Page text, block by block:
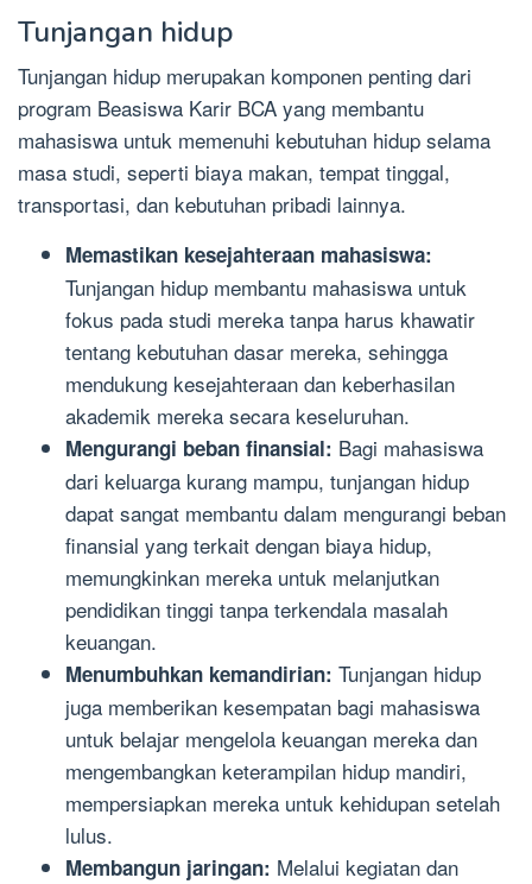
Tunjangan hidup
Tunjangan hidup merupakan komponen penting dari
program Beasiswa Karir BCA yang membantu
mahasiswa untuk memenuhi kebutuhan hidup selama
masa studi, seperti biaya makan, tempat tinggal,
transportasi, dan kebutuhan pribadi lainnya.
Memastikan kesejahteraan mahasiswa:
Tunjangan hidup membantu mahasiswa untuk
fokus pada studi mereka tanpa harus khawatir
tentang kebutuhan dasar mereka, sehingga
mendukung kesejahteraan dan keberhasilan
akademik mereka secara keseluruhan.
Mengurangi beban finansial: Bagi mahasiswa
dari keluarga kurang mampu, tunjangan hidup
dapat sangat membantu dalam mengurangi beban
finansial yang terkait dengan biaya hidup,
memungkinkan mereka untuk melanjutkan
pendidikan tinggi tanpa terkendala masalah
keuangan.
Menumbuhkan kemandirian: Tunjangan hidup
juga memberikan kesempatan bagi mahasiswa
untuk belajar mengelola keuangan mereka dan
mengembangkan keterampilan hidup mandiri,
mempersiapkan mereka untuk kehidupan setelah
lulus.
Membangun jaringan: Melalui kegiatan dan